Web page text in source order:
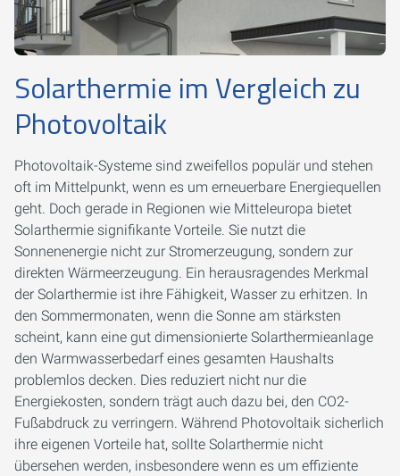
Solarthermie im Vergleich zu
Photovoltaik
Photovoltaik-Systeme sind zweifellos populär und stehen
oft im Mittelpunkt, wenn es um erneuerbare Energiequellen
geht. Doch gerade in Regionen wie Mitteleuropa bietet
Solarthermie signifikante Vorteile. Sie nutzt die
Sonnenenergie nicht zur Stromerzeugung, sondern zur
direkten Wärmeerzeugung. Ein herausragendes Merkmal
der Solarthermie ist ihre Fähigkeit, Wasser zu erhitzen. In
den Sommermonaten, wenn die Sonne am stärksten
scheint, kann eine gut dimensionierte Solarthermieanlage
den Warmwasserbedarf eines gesamten Haushalts
problemlos decken. Dies reduziert nicht nur die
Energiekosten, sondern trägt auch dazu bei, den CO2-
Fußabdruck zu verringern. Während Photovoltaik sicherlich
ihre eigenen Vorteile hat, sollte Solarthermie nicht
übersehen werden, insbesondere wenn es um effiziente